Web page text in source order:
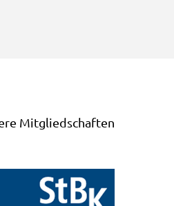
Mitgliedschaften